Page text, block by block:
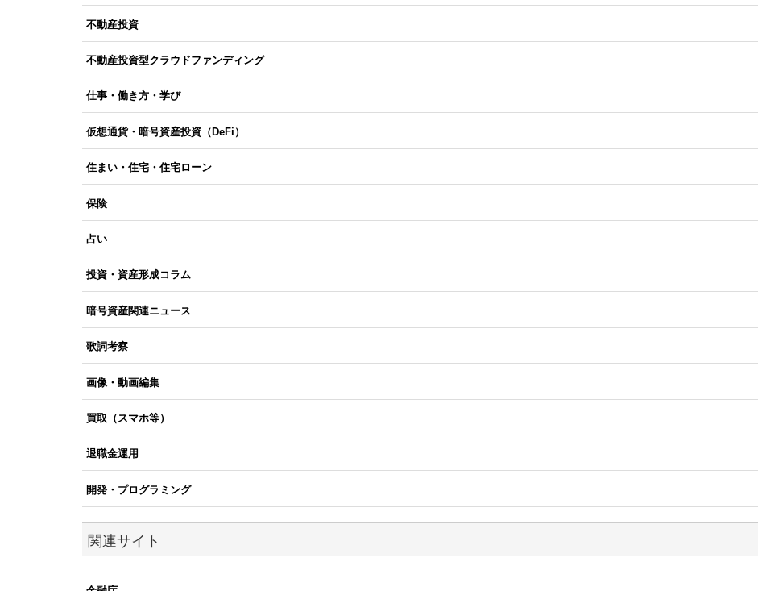
不動産投資
不動産投資型クラウドファンディング
仕事・働き方・学び
仮想通貨・暗号資産投資（DeFi）
住まい・住宅・住宅ローン
保険
占い
投資・資産形成コラム
暗号資産関連ニュース
歌詞考察
画像・動画編集
買取（スマホ等）
退職金運用
開発・プログラミング
関連サイト